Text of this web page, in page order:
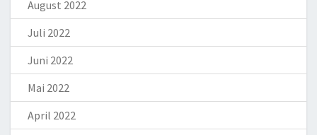
August 2022
Juli 2022
Juni 2022
Mai 2022
April 2022